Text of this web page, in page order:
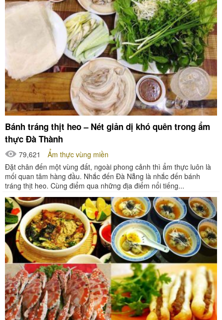
Bánh tráng thịt heo – Nét giản dị khó quên trong ẩm
thực Đà Thành
79,621
Ẩm thực vùng miền
Đặt chân đến một vùng đất, ngoài phong cảnh thì ẩm thực luôn là
mối quan tâm hàng đầu. Nhắc đến Đà Nẵng là nhắc đến bánh
tráng thịt heo. Cùng điểm qua những địa điểm nổi tiếng...